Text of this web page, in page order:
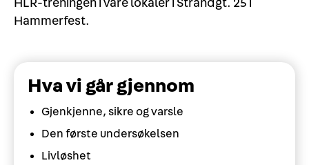
HLR-treningen i våre lokaler i Strandgt. 25 i
Hammerfest.
Hva vi går gjennom
Gjenkjenne, sikre og varsle
Den første undersøkelsen
Livløshet